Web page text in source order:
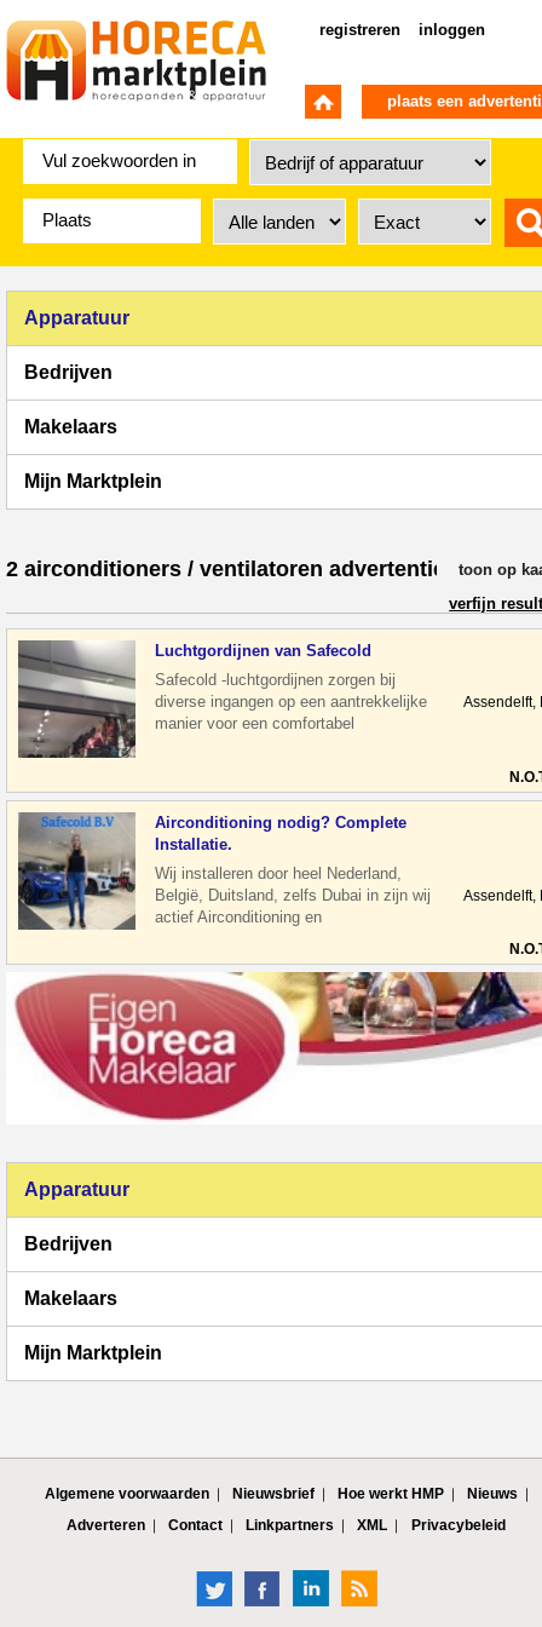
registreren inloggen
plaats een
Apparatuur
Bedrijven
Makelaars
Mijn Marktplein
2 airconditioners / ventilatoren advertenties
verfijn
toon op
Luchtgordijnen van Safecold
Safecold -luchtgordijnen zorgen bij
diverse ingangen op een aantrekkelijke
manier voor een comfortabel
Assendelft,
Airconditioning nodig? Complete
Installatie.
Wij installeren door heel Nederland,
België, Duitsland, zelfs Dubai in zijn wij
actief Airconditioning en
voor
Assendelft,
Apparatuur
Bedrijven
Makelaars
Mijn Marktplein
Algemene voorwaarden Nieuwsbrief Hoe werkt HMP
Nieuws
Adverteren
Contact Linkpartners XML Privacybeleid